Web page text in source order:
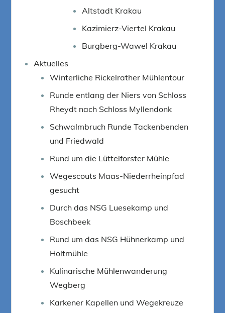
Altstadt Krakau
Kazimierz-Viertel Krakau
Burgberg-Wawel Krakau
Aktuelles
Winterliche Rickelrather Mühlentour
Runde entlang der Niers von Schloss
Rheydt nach Schloss Myllendonk
Schwalmbruch Runde Tackenbenden
und Friedwald
Rund um die Lüttelforster Mühle
Wegescouts Maas-Niederrheinpfad
gesucht
Durch das NSG Luesekamp und
Boschbeek
Rund um das NSG Hühnerkamp und
Holtmühle
Kulinarische Mühlenwanderung
Wegberg
Karkener Kapellen und Wegekreuze